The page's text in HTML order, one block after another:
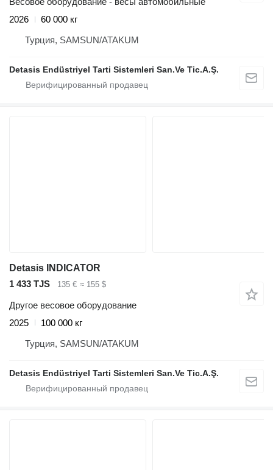
2026
60 000 кг
Турция, SAMSUN/ATAKUM
Detasis Endüstriyel Tarti Sistemleri San.Ve Tic.A.Ş.
Detasis INDICATOR
1 433 TJS
135 € ≈ 155 $
Другое весовое оборудование
2025
100 000 кг
Турция, SAMSUN/ATAKUM
Detasis Endüstriyel Tarti Sistemleri San.Ve Tic.A.Ş.